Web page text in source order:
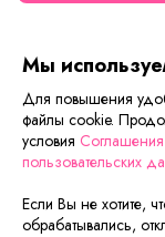
воспользоваться
Заполните
перезвонит
ответит на
оплаты и
Мы
Для повышения
файлы cookie.
условия
пользовательских
Если Вы не хотите,
обрабатывались,